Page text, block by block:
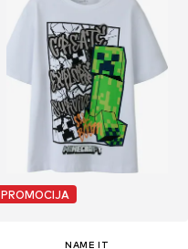
PROMOCIJA
NAME IT